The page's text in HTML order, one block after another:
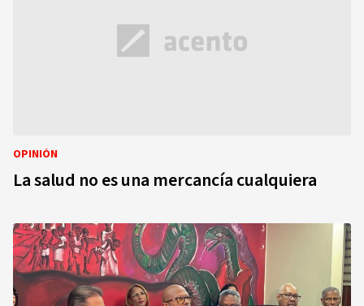
OPINIÓN
La salud no es una mercancía cualquiera